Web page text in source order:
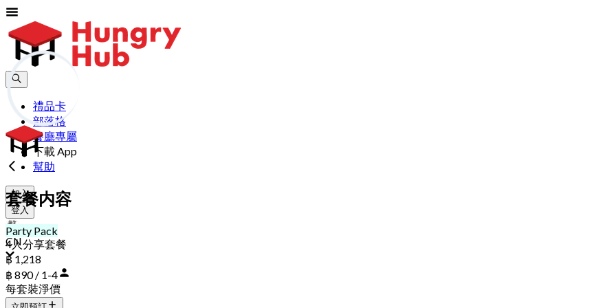
禮品卡
部落格
餐廳專屬
下載 App
幫助
加入
登入
CN
套餐内容
Party Pack
4人分享套餐
฿ 1,218
฿ 890 / 1-4
每套裝淨價